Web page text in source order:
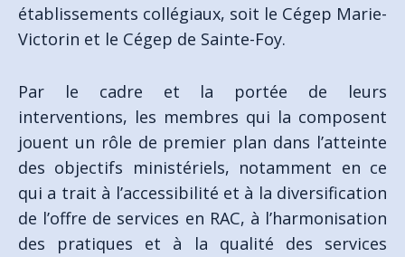
établissements collégiaux, soit le Cégep Marie-
Victorin et le Cégep de Sainte-Foy.
Par le cadre et la portée de leurs
interventions, les membres qui la composent
jouent un rôle de premier plan dans l’atteinte
des objectifs ministériels, notamment en ce
qui a trait à l’accessibilité et à la diversification
de l’offre de services en RAC, à l’harmonisation
des pratiques et à la qualité des services